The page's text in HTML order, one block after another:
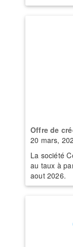
Offre de
20 mars,
La société
au taux à
aout 2026.